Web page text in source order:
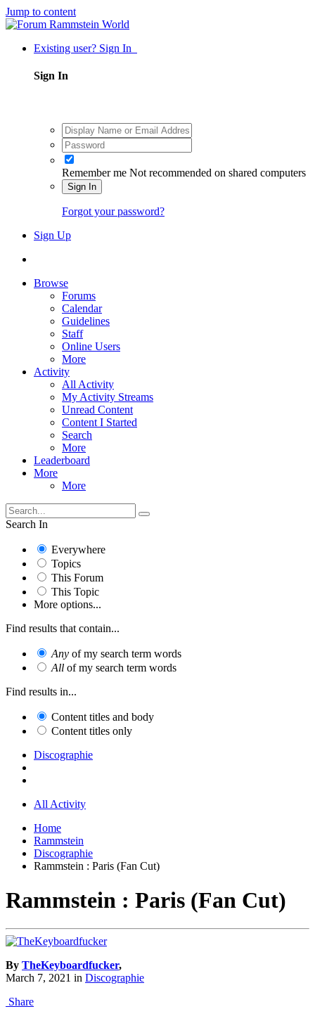
Jump to content
Existing user? Sign In
Sign In
Remember me Not recommended on shared computers
Sign In
Forgot your password?
Sign Up
Browse
Forums
Calendar
Guidelines
Staff
Online Users
More
Activity
All Activity
My Activity Streams
Unread Content
Content I Started
Search
More
Leaderboard
More
More
Search In
Everywhere
Topics
This Forum
This Topic
More options...
Find results that contain...
Any of my search term words
All of my search term words
Find results in...
Content titles and body
Content titles only
Discographie
All Activity
Home
Rammstein
Discographie
Rammstein : Paris (Fan Cut)
Rammstein : Paris (Fan Cut)
By TheKeyboardfucker,
March 7, 2021 in Discographie
Share